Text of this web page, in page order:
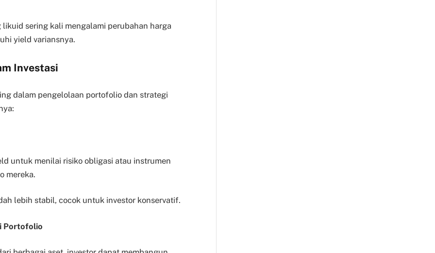
sering kali mengalami perubahan harga
yield variansnya.
Investasi
dalam pengelolaan portofolio dan strategi
untuk menilai risiko obligasi atau instrumen
mereka.
lebih stabil, cocok untuk investor konservatif.
Portofolio